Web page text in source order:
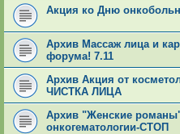
Акция ко Дню
Архив Массаж лица и
форума! 7.11
Архив Акция от
ЧИСТКА ЛИЦА
Архив "Женские
онкогематологии-СТОП